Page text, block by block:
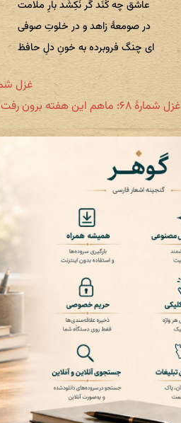
عاشق چه کُنَد گر نَکِشَد بارِ ملامت
در صومعهٔ زاهد و در خلوتِ صوفی
ای چنگ فروبرده به خونِ دلِ حافظ
غزل شمارهٔ ۷۰: مردم دیدهٔ ما
غزل شمارهٔ ۶۸: ماهم این هفته برون رفت و به چشمم سالی‌ست